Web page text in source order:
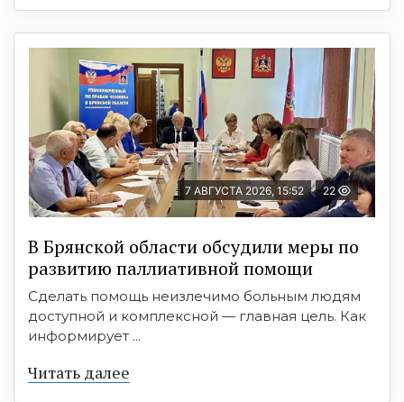
7 АВГУСТА 2026, 15:52 22
В Брянской области обсудили меры по
развитию паллиативной помощи
Сделать помощь неизлечимо больным людям
доступной и комплексной — главная цель. Как
информирует ...
Читать далее